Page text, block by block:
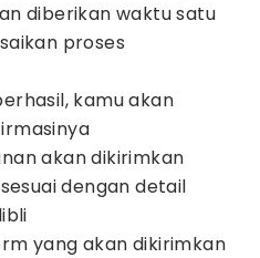
diberikan waktu satu
proses
kamu akan
akan dikirimkan
dengan detail
yang akan dikirimkan